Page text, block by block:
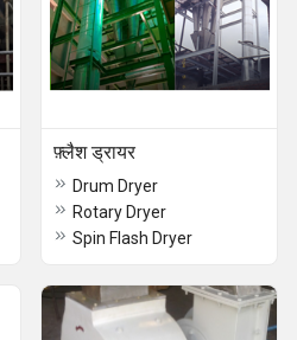
फ़्लैश ड्रायर
Drum Dryer
Rotary Dryer
Spin Flash Dryer